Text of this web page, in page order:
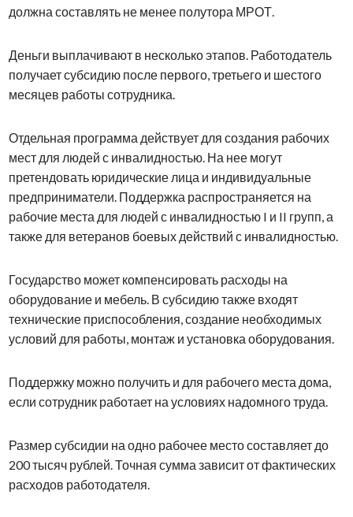
должна составлять не менее полутора МРОТ.
Деньги выплачивают в несколько этапов. Работодатель
получает субсидию после первого, третьего и шестого
месяцев работы сотрудника.
Отдельная программа действует для создания рабочих
мест для людей с инвалидностью. На нее могут
претендовать юридические лица и индивидуальные
предприниматели. Поддержка распространяется на
рабочие места для людей с инвалидностью I и II групп, а
также для ветеранов боевых действий с инвалидностью.
Государство может компенсировать расходы на
оборудование и мебель. В субсидию также входят
технические приспособления, создание необходимых
условий для работы, монтаж и установка оборудования.
Поддержку можно получить и для рабочего места дома,
если сотрудник работает на условиях надомного труда.
Размер субсидии на одно рабочее место составляет до
200 тысяч рублей. Точная сумма зависит от фактических
расходов работодателя.